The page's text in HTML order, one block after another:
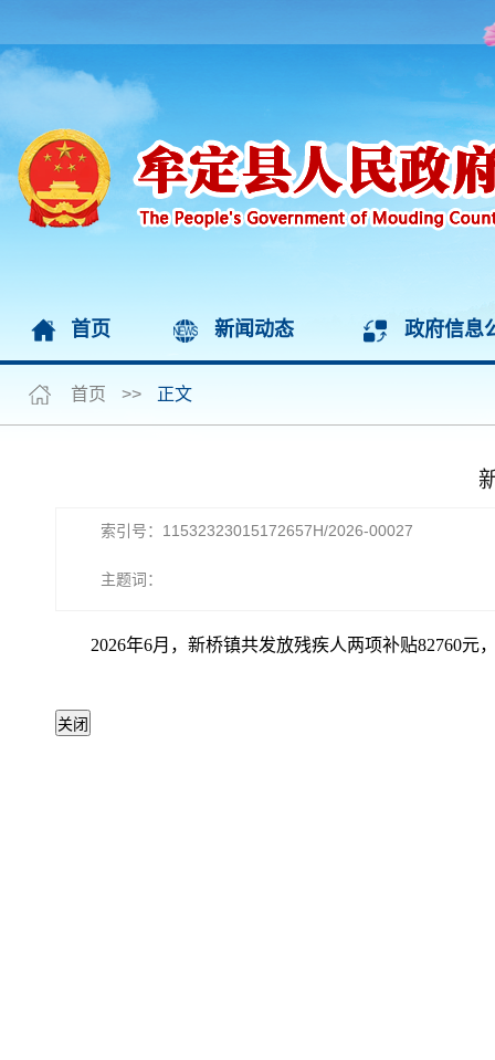
首页 新闻动态 政府信息
首页 >> 正文
索引号：11532323015172657H/2026-00027
主题词：
2026年6月，新桥镇共发放残疾人两项补贴82760元